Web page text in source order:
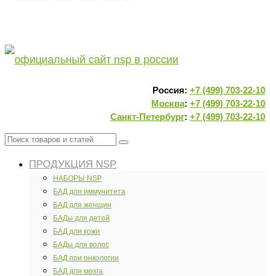
Россия: +7 (499) 703-22-10
Москва: +7 (499) 703-22-10
Санкт-Петербург: +7 (499) 703-22-10
Поиск
ПРОДУКЦИЯ NSP
НАБОРЫ NSP
БАД для иммунитета
БАД для женщин
БАДы для детей
БАД для кожи
БАДы для волос
БАД при онкологии
БАД для мозга